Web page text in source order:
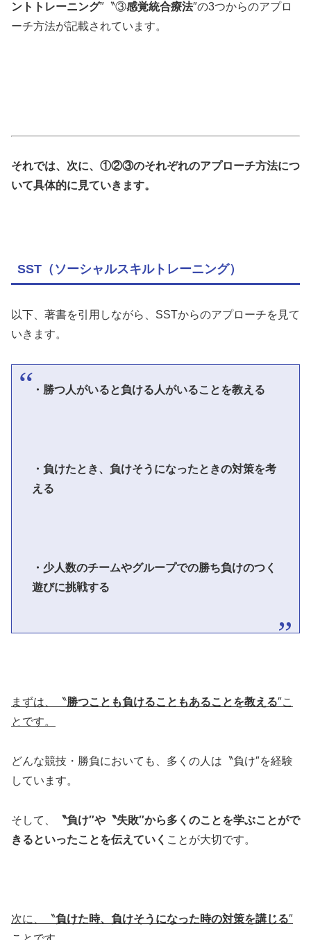
ントトレーニング″〝③感覚統合療法″の3つからのアプロ
ーチ方法が記載されています。
それでは、次に、①②③のそれぞれのアプローチ方法につ
いて具体的に見ていきます。
SST（ソーシャルスキルトレーニング）
以下、著書を引用しながら、SSTからのアプローチを見て
いきます。
・勝つ人がいると負ける人がいることを教える
・負けたとき、負けそうになったときの対策を考
える
・少人数のチームやグループでの勝ち負けのつく
遊びに挑戦する
まずは、〝勝つことも負けることもあることを教える″こ
とです。
どんな競技・勝負においても、多くの人は〝負け″を経験
しています。
そして、
〝負け″や〝失敗″から多くのことを学ぶことがで
きるといったことを伝えていく ことが大切です。
次に、〝負けた時、負けそうになった時の対策を講じる″